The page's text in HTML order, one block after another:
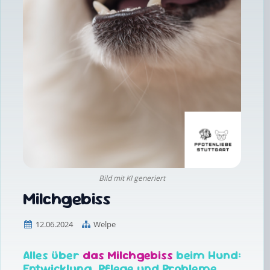
Bild mit KI generiert
Milchgebiss
12.06.2024 Welpe
Alles über das Milchgebiss beim Hund: